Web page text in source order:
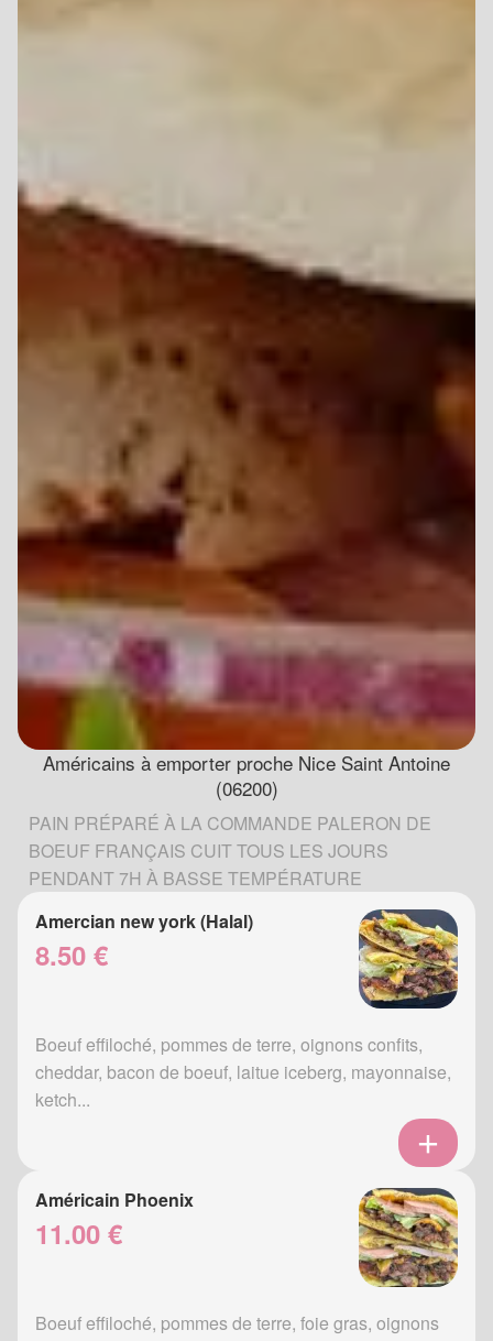
Américains à emporter proche Nice Saint Antoine
(06200)
PAIN PRÉPARÉ À LA COMMANDE PALERON DE
BOEUF FRANÇAIS CUIT TOUS LES JOURS
PENDANT 7H À BASSE TEMPÉRATURE
Amercian new york (Halal)
8.50 €
Boeuf effiloché, pommes de terre, oignons confits,
cheddar, bacon de boeuf, laitue iceberg, mayonnaise,
ketch...
Américain Phoenix
11.00 €
Boeuf effiloché, pommes de terre, foie gras, oignons